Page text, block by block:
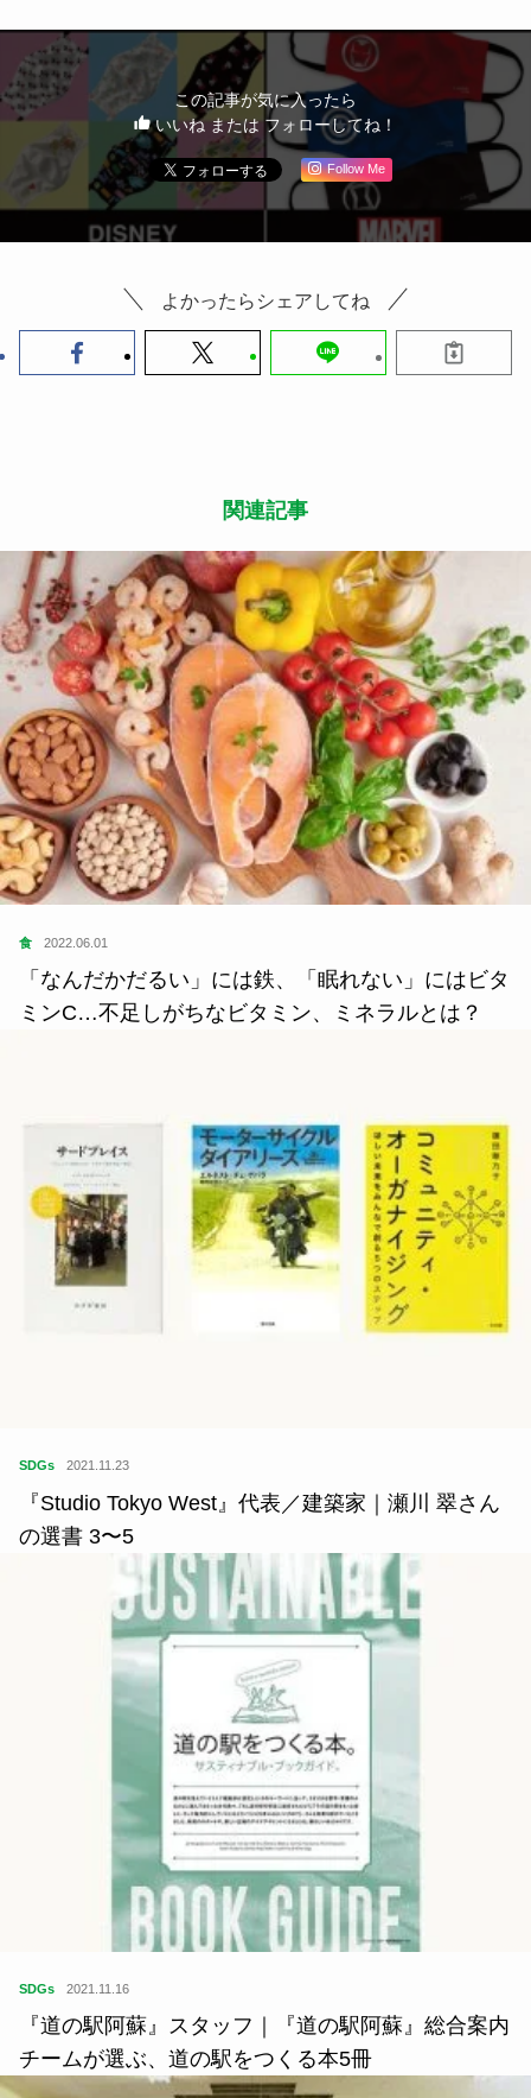
この記事が気に入ったら
いいね または フォローしてね！
Follow Me
よかったらシェアしてね
関連記事
食 2022.06.01
「なんだかだるい」には鉄、「眠れない」にはビタ
ミンC…不足しがちなビタミン、ミネラルとは？
SDGs 2021.11.23
『Studio Tokyo West』代表／建築家｜瀬川 翠さん
の選書 3〜5
SDGs 2021.11.16
『道の駅阿蘇』スタッフ｜『道の駅阿蘇』総合案内
チームが選ぶ、道の駅をつくる本5冊